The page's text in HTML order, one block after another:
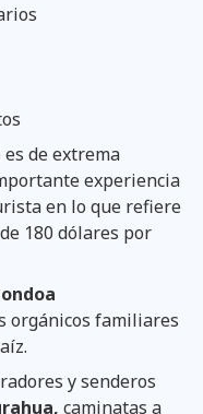
de extrema
experiencia
en lo que refiere
180 dólares por
orgánicos familiares
y senderos
caminatas a